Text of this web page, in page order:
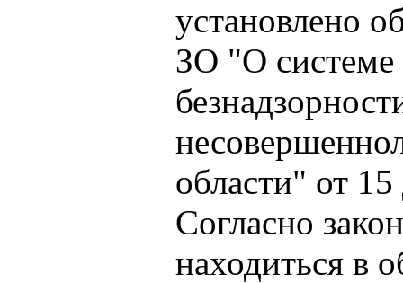
установлено
ЗО "О системе
области" от
Согласно
находиться в